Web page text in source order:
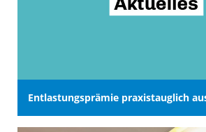
Entlastungsprämie praxistauglich